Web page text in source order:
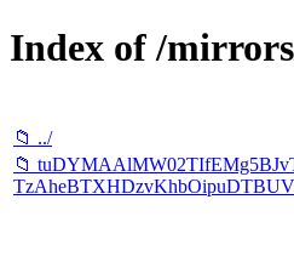
Index of /
📁 ../
📁